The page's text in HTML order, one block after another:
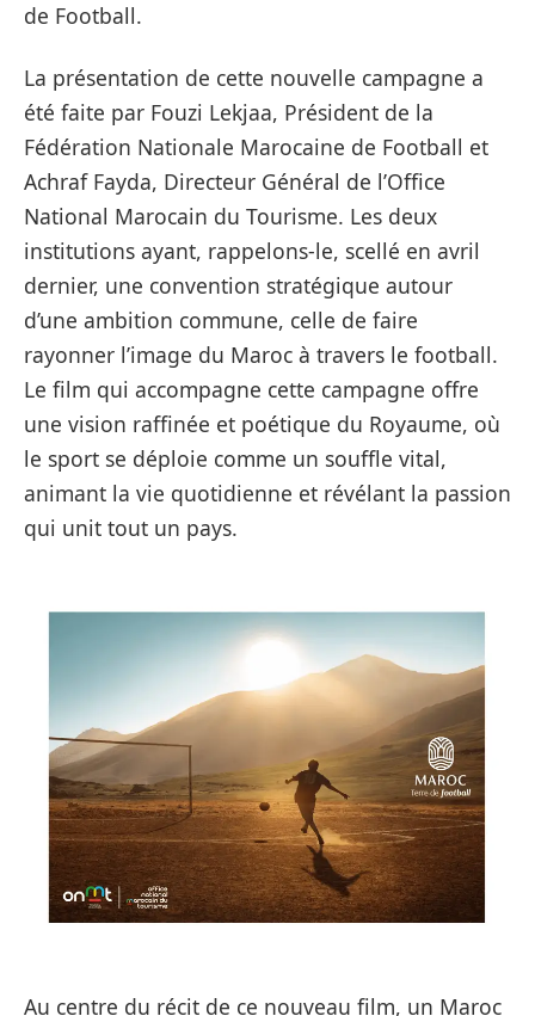
de Football.
La présentation de cette nouvelle campagne a
été faite par Fouzi Lekjaa, Président de la
Fédération Nationale Marocaine de Football et
Achraf Fayda, Directeur Général de l’Office
National Marocain du Tourisme. Les deux
institutions ayant, rappelons-le, scellé en avril
dernier, une convention stratégique autour
d’une ambition commune, celle de faire
rayonner l’image du Maroc à travers le football.
Le film qui accompagne cette campagne offre
une vision raffinée et poétique du Royaume, où
le sport se déploie comme un souffle vital,
animant la vie quotidienne et révélant la passion
qui unit tout un pays.
Au centre du récit de ce nouveau film, un Maroc